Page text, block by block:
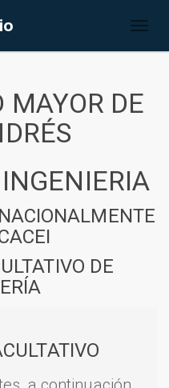
MAYOR DE
DE